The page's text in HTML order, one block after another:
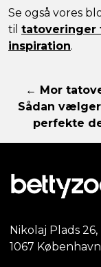
Se også vores
til tatoveringer
inspiration.
← Mor
Sådan
perfekte
Nikolaj Plads 26,
1067